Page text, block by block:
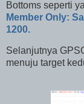
Bottoms seperti
Member Only:
1200.
Selanjutnya
menuju target